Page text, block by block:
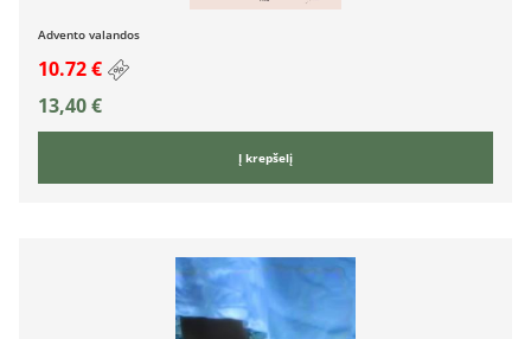
Advento valandos
10.72 €
13,40€
Į krepšelį